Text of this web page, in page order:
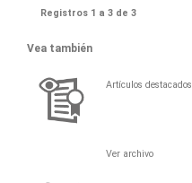
Registros 1 a 3 de 3
Vea también
Artículos destacados
Ver archivo